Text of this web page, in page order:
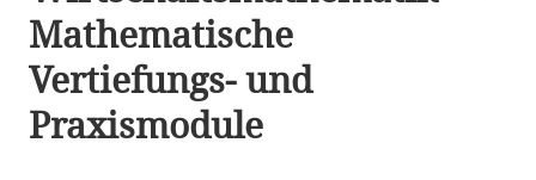
Mathematische
Vertiefungs- und
Praxismodule